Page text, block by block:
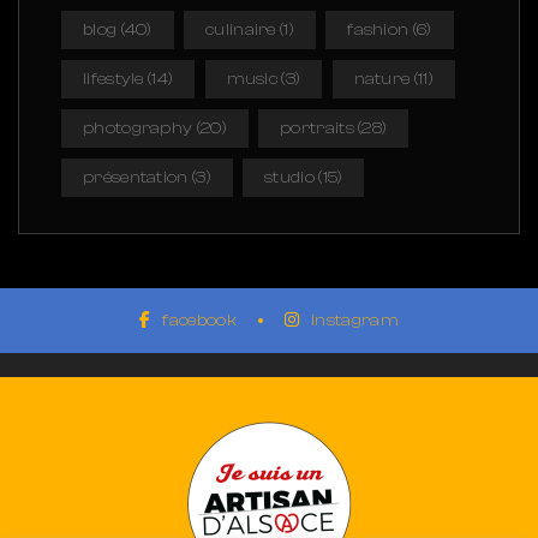
blog (40) culinaire (1) fashion (6)
lifestyle (14) music(3) nature (11)
photography (20) portraits(28)
présentation (3) studio(15)
facebook instagram